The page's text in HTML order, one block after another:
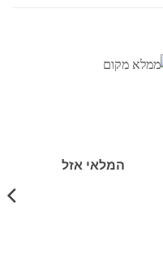
המלאי אזל